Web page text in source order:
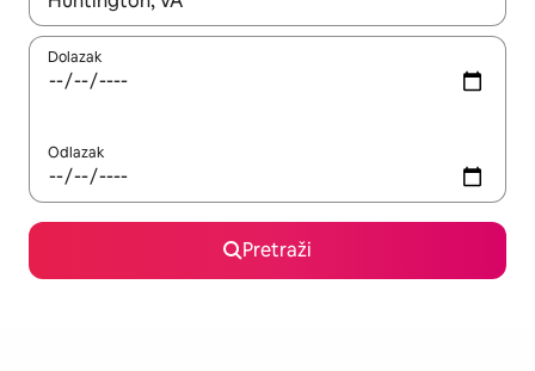
Dolazak
Odlazak
Pretraži